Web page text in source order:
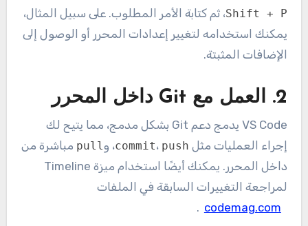
Shift + P، ثم كتابة الأمر المطلوب. على سبيل المثال،
يمكنك استخدامه لتغيير إعدادات المحرر أو الوصول إلى
الإضافات المثبتة.
2. العمل مع Git داخل المحرر
VS Code يدمج دعم Git بشكل مدمج، مما يتيح لك
إجراء العمليات مثل
commit، push ، وpull مباشرة من
داخل المحرر. يمكنك أيضًا استخدام ميزة Timeline
لمراجعة التغييرات السابقة في الملفات
codemag.com
.